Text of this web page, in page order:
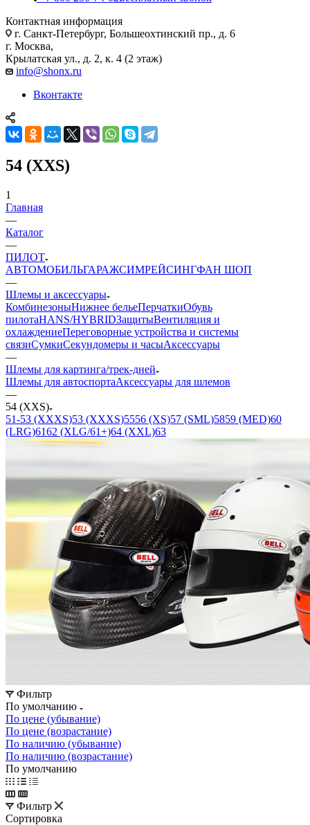
Контактная информация
г. Санкт-Петербург, Большеохтинский пр., д. 6
г. Москва,
Крылатская ул., д. 2, к. 4 (2 этаж)
info@shonx.ru
Вконтакте
54 (XXS)
1
Главная
—
Каталог
—
ПИЛОТ
АВТОМОБИЛЬГАРАЖСИМРЕЙСИНГФАН ШОП
—
Шлемы и аксессуары
КомбинезоныНижнее бельеПерчаткиОбувь
пилотаHANS/HYBRIDЗащитыВентиляция и
охлаждениеПереговорные устройства и системы
связиСумкиСекундомеры и часыАксессуары
—
Шлемы для картинга/трек-дней
Шлемы для автоспортаАксессуары для шлемов
—
54 (XXS)
51-53 (XXXS)53 (XXXS)5556 (XS)57 (SML)5859 (MED)60
(LRG)6162 (XLG/61+)64 (XXL)63
Фильтр
По умолчанию
По цене (убывание)
По цене (возрастание)
По наличию (убывание)
По наличию (возрастание)
По умолчанию
Фильтр
Сортировка